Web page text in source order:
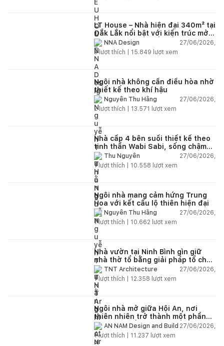
LT House – Nhà hiện đại 340m² tại
Đắk Lắk nổi bật với kiến trúc mở
và hệ sân vườn kết nối thiên
nhiên
NNA Design
27/06/2026,
3lượt thích | 15.849 lượt xem
Ngôi nhà không cần điều hòa nhờ
thiết kế theo khí hậu
Nguyễn Thu Hằng
27/06/2026,
2lượt thích | 13.571 lượt xem
Nhà cấp 4 bên suối thiết kế theo
tinh thần Wabi Sabi, sống chậm
giữa thiên nhiên
Thu Nguyễn
27/06/2026,
1lượt thích | 10.558 lượt xem
Ngôi nhà mang cảm hứng Trung
Hoa với kết cấu lộ thiên hiện đại
Nguyễn Thu Hằng
27/06/2026,
1lượt thích | 10.662 lượt xem
Nhà vườn tại Ninh Bình gìn giữ
nhà thờ tổ bằng giải pháp tổ chức
lại không gian
TNT Architecture
27/06/2026,
1lượt thích | 12.358 lượt xem
Ngôi nhà mở giữa Hội An, nơi
thiên nhiên trở thành một phần
của cuộc sống
AN NAM Design and Build 27/06/2026,
1lượt thích | 11.237 lượt xem